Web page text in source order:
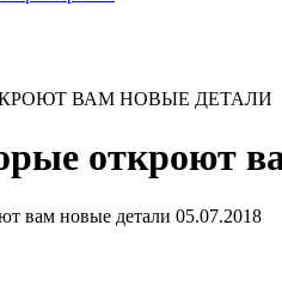
ВАМ НОВЫЕ ДЕТАЛИ
откроют
05.07.2018